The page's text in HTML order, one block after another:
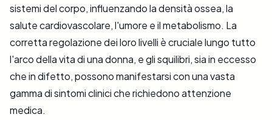
sistemi del corpo, influenzando la densità ossea, la
salute cardiovascolare, l'umore e il metabolismo. La
corretta regolazione dei loro livelli è cruciale lungo tutto
l'arco della vita di una donna, e gli squilibri, sia in eccesso
che in difetto, possono manifestarsi con una vasta
gamma di sintomi clinici che richiedono attenzione
medica.